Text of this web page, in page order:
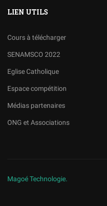
LIEN UTILS
Cours à télécharger
SENAMSCO 2022
Eglise Catholique
Espace compétition
Médias partenaires
ONG et Associations
Magoé Technologie.